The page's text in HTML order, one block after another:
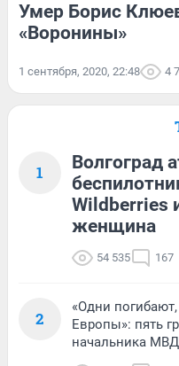
Умер Борис
«Воронины»
1 сентября, 2020, 22:48 4
1
Волгоград
Wildberries
женщина
54 535 167
2
«Одни
Европы»: пять
начальника